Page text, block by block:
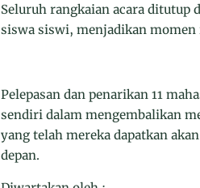
Seluruh rangkaian acara ditutup
siswa siswi, menjadikan momen
Pelepasan dan penarikan 11
sendiri dalam mengembalikan
yang telah mereka dapatkan
depan.